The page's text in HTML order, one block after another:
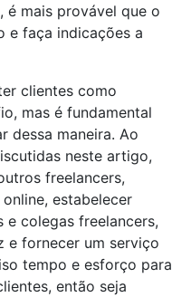
é mais provável que o
e faça indicações a
clientes como
mas é fundamental
dessa maneira. Ao
neste artigo,
freelancers,
estabelecer
e colegas freelancers,
e fornecer um serviço
tempo e esforço para
então seja